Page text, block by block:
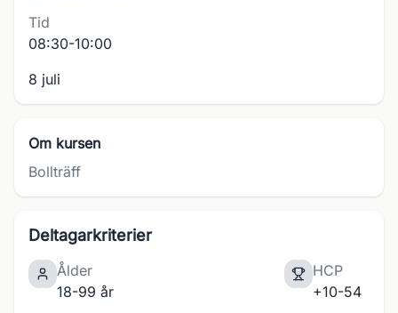
Tid
08:30-10:00
8 juli
Om kursen
Bollträff
Deltagarkriterier
Ålder
18-99 år
HCP
+10-54